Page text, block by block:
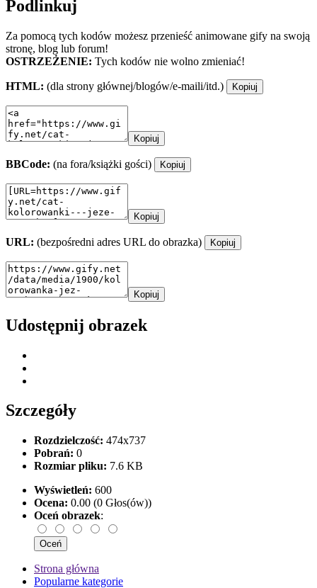
Podlinkuj
Za pomocą tych kodów możesz przenieść animowane gify na swoją
stronę, blog lub forum!
OSTRZEŻENIE: Tych kodów nie wolno zmieniać!
HTML: (dla strony głównej/blogów/e-maili/itd.) Kopiuj
Kopiuj
BBCode: (na fora/książki gości) Kopiuj
Kopiuj
URL: (bezpośredni adres URL do obrazka) Kopiuj
Kopiuj
Udostępnij obrazek
Szczegóły
Rozdzielczość: 474x737
Pobrań: 0
Rozmiar pliku: 7.6 KB
Wyświetleń: 600
Ocena: 0.00 (0 Głos(ów))
Oceń obrazek:
Strona główna
Popularne kategorie